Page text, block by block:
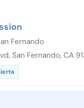
Fernando
San Fernando, CA